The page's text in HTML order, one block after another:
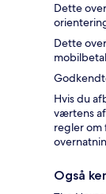
Dette
Dette
Hvis du
værtens
regler
Også